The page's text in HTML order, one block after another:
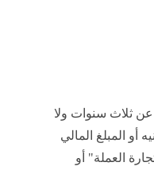
عن ثلاث سنوات ولا
المبلغ المالي
العملة" أو